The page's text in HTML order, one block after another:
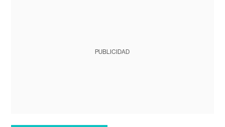
PUBLICIDAD